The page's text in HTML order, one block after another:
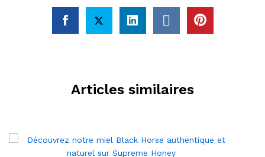
Articles similaires